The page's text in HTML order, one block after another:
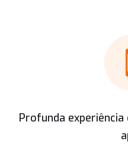
Profunda